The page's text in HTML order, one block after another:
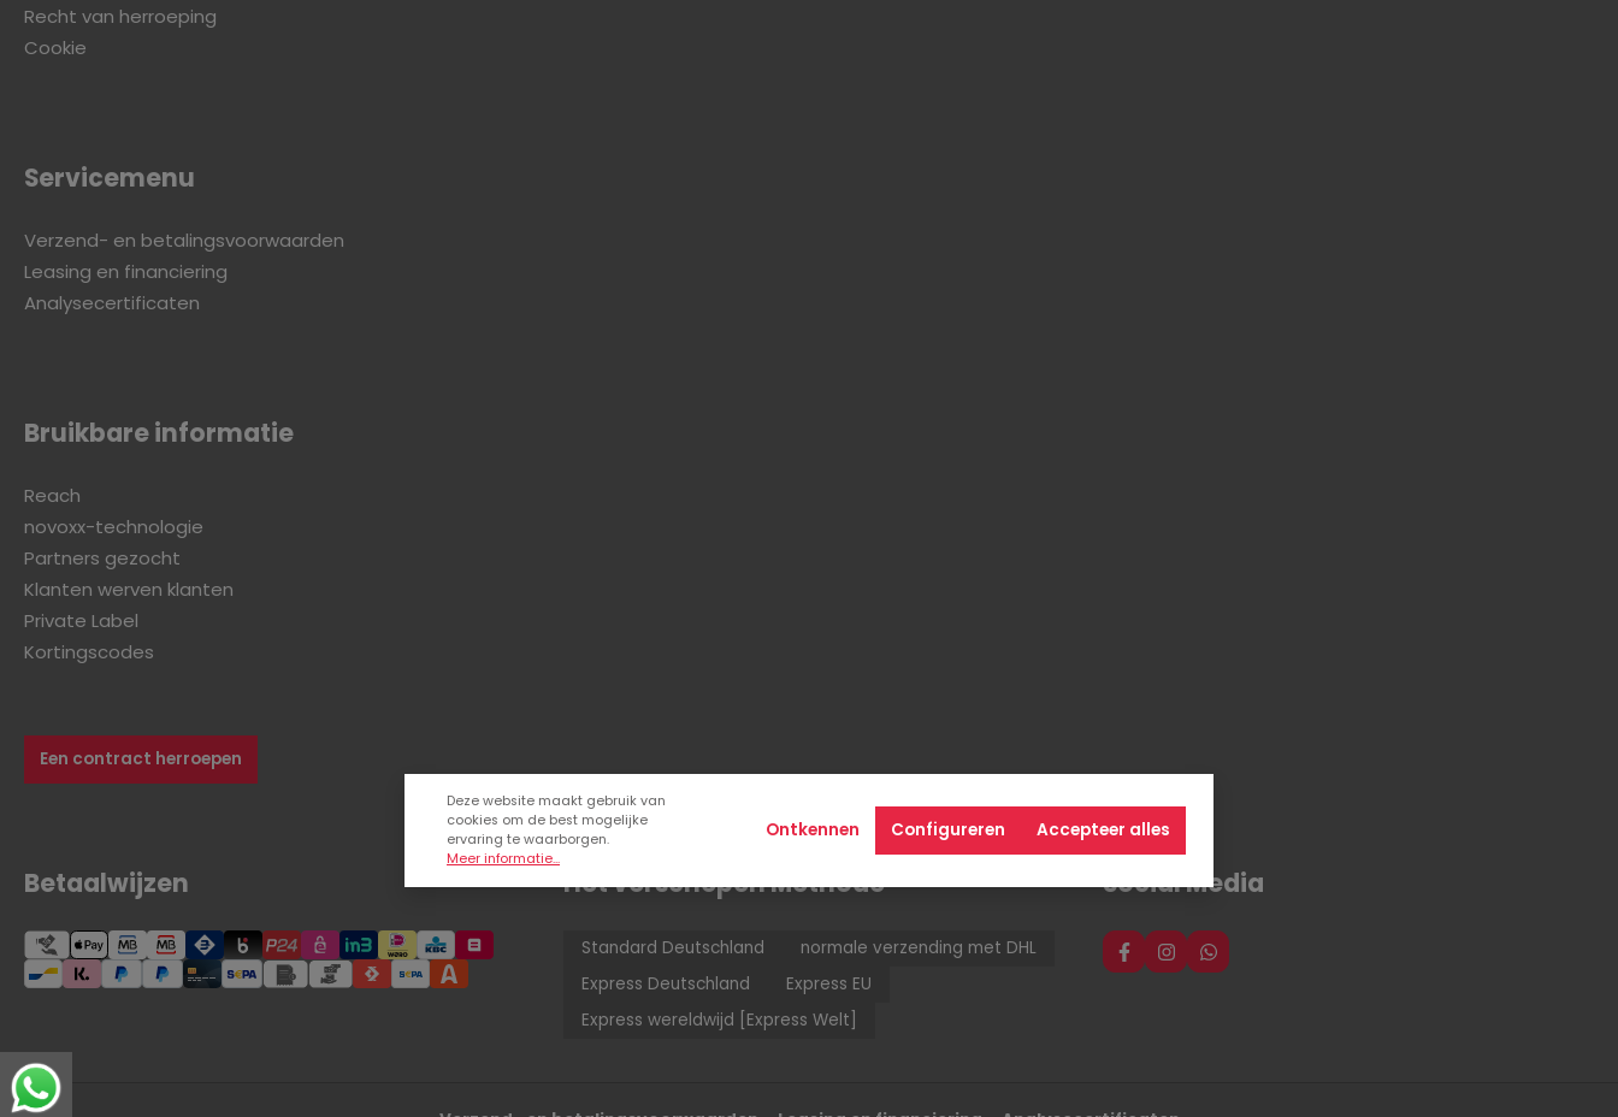
Recht van herroeping
Cookie
Servicemenu
Verzend- en betalingsvoorwaarden
Leasing en financiering
Analysecertificaten
Bruikbare informatie
Reach
novoxx-technologie
Partners gezocht
Klanten werven klanten
Private Label
Kortingscodes
Een contract herroepen
Betaalwijzen Het verschepen Methode
Standard Deutschland
normale verzending met DHL
Express Deutschland
Express EU
Express wereldwijd [Express Welt]
Social Media
Deze website maakt gebruik van
cookies om de best mogelijke
ervaring te waarborgen.
Meer informatie...
Ontkennen Configureren Accepteer alles